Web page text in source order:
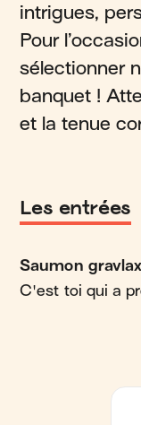
intrigues,
Pour
sélectionner
banquet !
et la tenue
Les entrées
Saumon gravlax
C'est toi qui a